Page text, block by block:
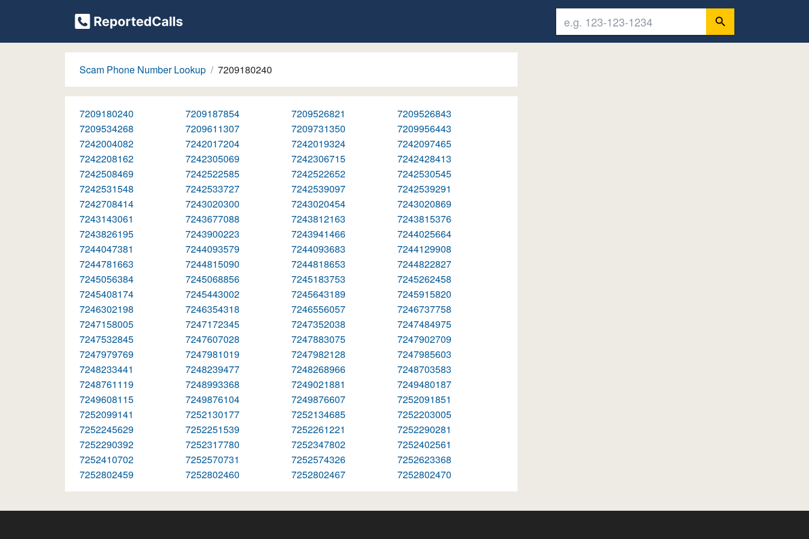
Scam Phone Number Lookup 7209180240
7209180240 7209187854 7209526821
7209526843
7209534268
7209611307 7209731350
7209956443
7242004082
7242017204 7242019324
7242097465
7242208162
7242305069 7242306715
7242428413
7242508469
7242522585 7242522652
7242530545
7242531548
7242533727 7242539097
7242539291
7242708414
7243020300 7243020454
7243020869
7243143061
7243677088 7243812163
7243815376
7243826195
7243900223 7243941466
7244025664
7244047381
7244093579 7244093683
7244129908
7244781663
7244815090 7244818653
7244822827
7245056384
7245068856 7245183753
7245262458
7245408174
7245443002 7245643189
7245915820
7246302198
7246354318 7246556057
7246737758
7247158005
7247172345 7247352038
7247484975
7247532845
7247607028 7247883075
7247902709
7247979769
7247981019 7247982128
7247985603
7248233441
7248239477 7248268966
7248703583
7248761119
7248993368 7249021881
7249480187
7249608115
7249876104 7249876607
7252091851
7252099141
7252130177 7252134685
7252203005
7252245629
7252251539 7252261221
7252290281
7252290392
7252317780 7252347802
7252402561
7252410702
7252570731 7252574326
7252623368
7252802459
7252802460 7252802467 7252802470